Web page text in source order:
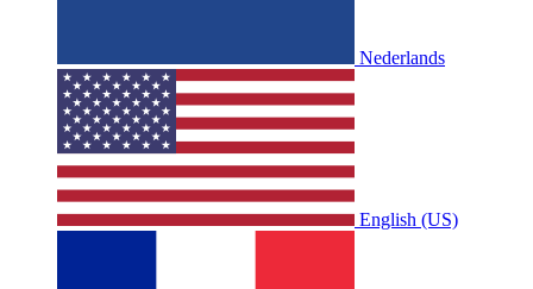
Nederlands
English (US)